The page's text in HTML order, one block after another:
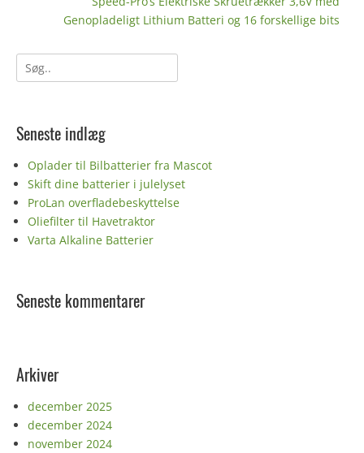
Genopladeligt Lithium Batteri og 16 forskellige bits
Søg
efter:
Seneste indlæg
Oplader til Bilbatterier fra Mascot
Skift dine batterier i julelyset
ProLan overfladebeskyttelse
Oliefilter til Havetraktor
Varta Alkaline Batterier
Seneste kommentarer
Arkiver
december 2025
december 2024
november 2024